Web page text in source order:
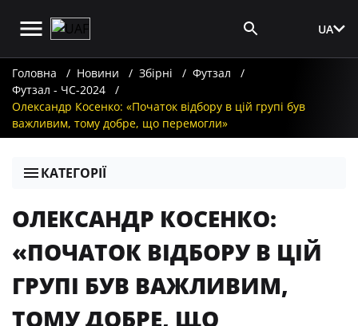
UA
Головна Новини Збірні
Футзал
Футзал - ЧС-2024
Олександр Косенко: «Початок відбору в цій групі був
важливим, тому добре, що перемогли»
КАТЕГОРІЇ
ОЛЕКСАНДР КОСЕНКО:
«ПОЧАТОК ВІДБОРУ В ЦІЙ
ГРУПІ БУВ ВАЖЛИВИМ,
ТОМУ ДОБРЕ, ЩО